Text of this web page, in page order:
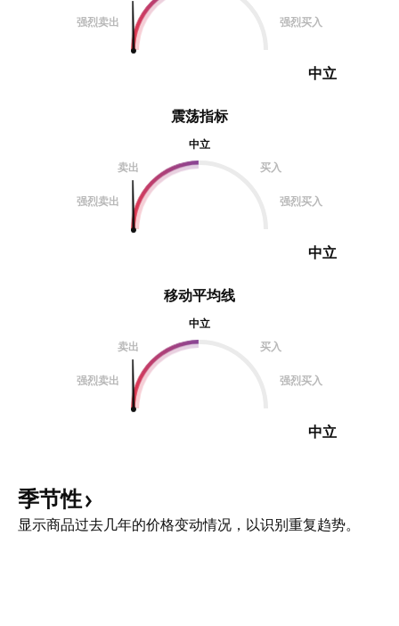
暂时有利于匈牙利的出口型经济，却
震荡指标
中立
卖出
买入
强烈卖出 强烈买入
中立
强烈卖出 强烈买入
中立
移动平均线
中立
卖出
买入
强烈卖出 强烈买入
中立
季节性
显示商品过去几年的价格变动情况，以识别重复趋势。